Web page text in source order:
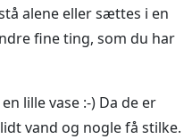
alene eller sættes i en
fine ting, som du har
lille vase :-) Da de er
vand og nogle få stilke.